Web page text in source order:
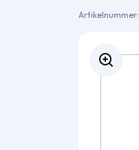
Artikelnummer: